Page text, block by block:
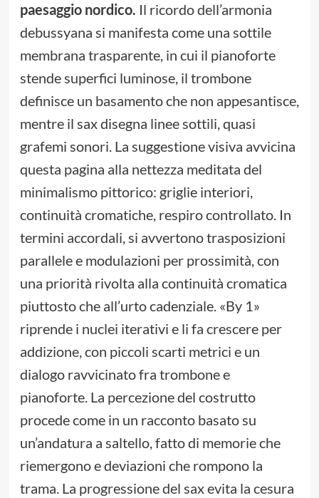
paesaggio nordico. Il ricordo dell’armonia
debussyana si manifesta come una sottile
membrana trasparente, in cui il pianoforte
stende superfici luminose, il trombone
definisce un basamento che non appesantisce,
mentre il sax disegna linee sottili, quasi
grafemi sonori. La suggestione visiva avvicina
questa pagina alla nettezza meditata del
minimalismo pittorico: griglie interiori,
continuità cromatiche, respiro controllato. In
termini accordali, si avvertono trasposizioni
parallele e modulazioni per prossimità, con
una priorità rivolta alla continuità cromatica
piuttosto che all’urto cadenziale. «By 1»
riprende i nuclei iterativi e li fa crescere per
addizione, con piccoli scarti metrici e un
dialogo ravvicinato fra trombone e
pianoforte. La percezione del costrutto
procede come in un racconto basato su
un’andatura a saltello, fatto di memorie che
riemergono e deviazioni che rompono la
trama. La progressione del sax evita la cesura